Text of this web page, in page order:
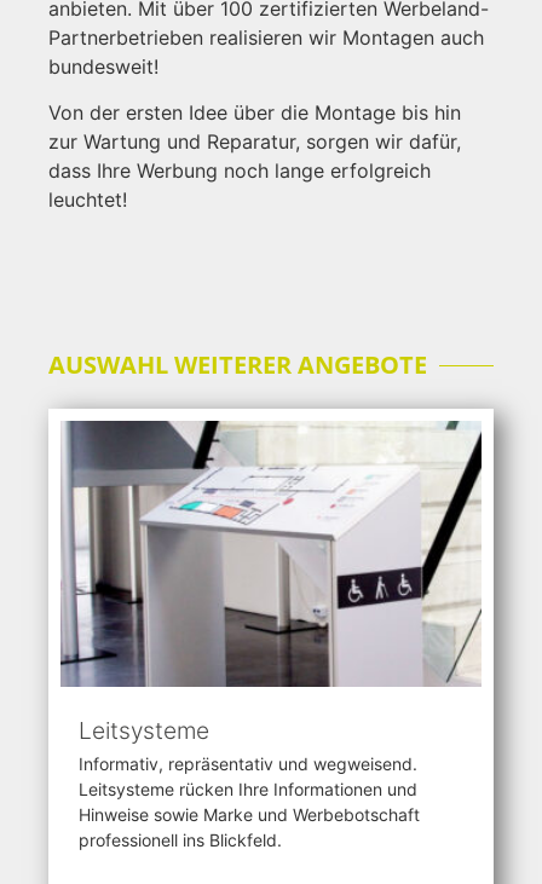
anbieten. Mit über 100 zertifizierten Werbeland-
Partnerbetrieben realisieren wir Montagen auch
bundesweit!
Von der ersten Idee über die Montage bis hin
zur Wartung und Reparatur, sorgen wir dafür,
dass Ihre Werbung noch lange erfolgreich
leuchtet!
AUSWAHL WEITERER ANGEBOTE
Leitsysteme
Informativ, repräsentativ und wegweisend.
Leitsysteme rücken Ihre Informationen und
Hinweise sowie Marke und Werbebotschaft
professionell ins Blickfeld.